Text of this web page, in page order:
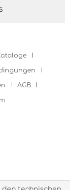
AGB